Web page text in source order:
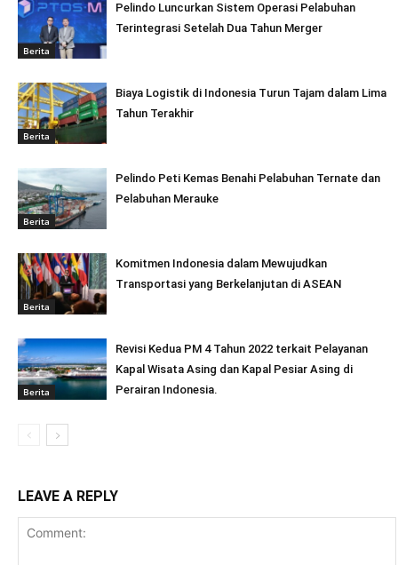
Berita
Pelindo Luncurkan Sistem Operasi Pelabuhan
Terintegrasi Setelah Dua Tahun Merger
Berita
Biaya Logistik di Indonesia Turun Tajam dalam Lima
Tahun Terakhir
Berita
Pelindo Peti Kemas Benahi Pelabuhan Ternate dan
Pelabuhan Merauke
Berita
Komitmen Indonesia dalam Mewujudkan
Transportasi yang Berkelanjutan di ASEAN
Berita
Revisi Kedua PM 4 Tahun 2022 terkait Pelayanan
Kapal Wisata Asing dan Kapal Pesiar Asing di
Perairan Indonesia.
LEAVE A REPLY